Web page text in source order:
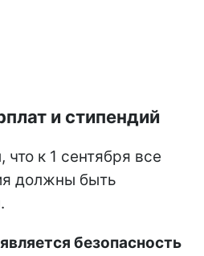
и стипендий
что к 1 сентября все
должны быть
является безопасность